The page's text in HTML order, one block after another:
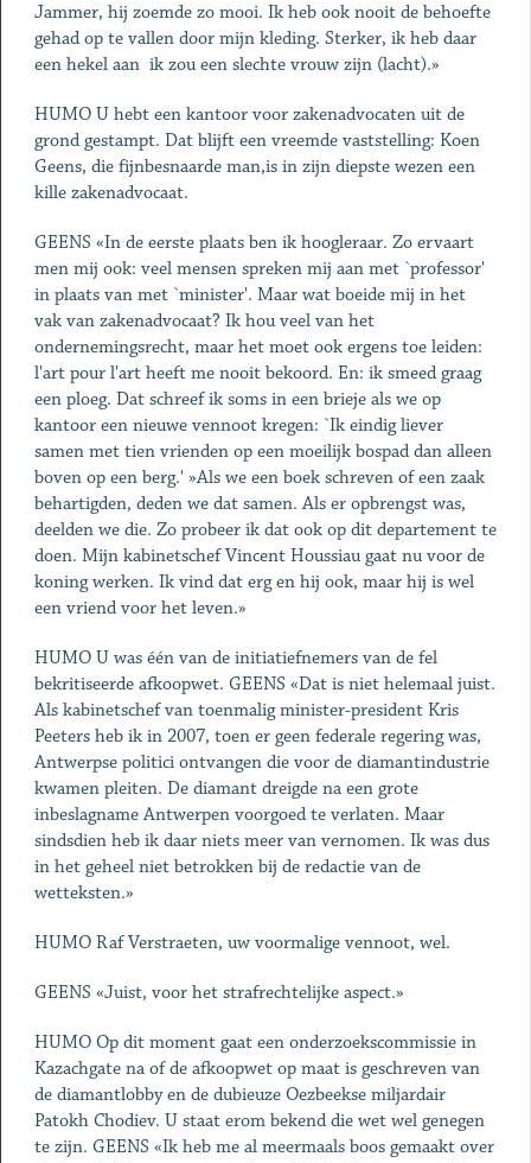
Jammer, hij zoemde zo mooi. Ik heb ook nooit de behoefte
gehad op te vallen door mijn kleding. Sterker, ik heb daar
een hekel aan ­ ik zou een slechte vrouw zijn (lacht).»
HUMO U hebt een kantoor voor zakenadvocaten uit de
grond gestampt. Dat blijft een vreemde vaststelling: Koen
Geens, die fijnbesnaarde man,is in zijn diepste wezen een
kille zakenadvocaat.
GEENS «In de eerste plaats ben ik hoogleraar. Zo ervaart
men mij ook: veel mensen spreken mij aan met `professor'
in plaats van met `minister'. Maar wat boeide mij in het
vak van zakenadvocaat? Ik hou veel van het
ondernemingsrecht, maar het moet ook ergens toe leiden:
l'art pour l'art heeft me nooit bekoord. En: ik smeed graag
een ploeg. Dat schreef ik soms in een brieje als we op
kantoor een nieuwe vennoot kregen: `Ik eindig liever
samen met tien vrienden op een moeilijk bospad dan alleen
boven op een berg.' »Als we een boek schreven of een zaak
behartigden, deden we dat samen. Als er opbrengst was,
deelden we die. Zo probeer ik dat ook op dit departement te
doen. Mijn kabinetschef Vincent Houssiau gaat nu voor de
koning werken. Ik vind dat erg en hij ook, maar hij is wel
een vriend voor het leven.»
HUMO U was één van de initiatiefnemers van de fel
bekritiseerde afkoopwet. GEENS «Dat is niet helemaal juist.
Als kabinetschef van toenmalig minister-president Kris
Peeters heb ik in 2007, toen er geen federale regering was,
Antwerpse politici ontvangen die voor de diamantindustrie
kwamen pleiten. De diamant dreigde na een grote
inbeslagname Antwerpen voorgoed te verlaten. Maar
sindsdien heb ik daar niets meer van vernomen. Ik was dus
in het geheel niet betrokken bij de redactie van de
wetteksten.»
HUMO Raf Verstraeten, uw voormalige vennoot, wel.
GEENS «Juist, voor het strafrechtelijke aspect.»
HUMO Op dit moment gaat een onderzoekscommissie in
Kazachgate na of de afkoopwet op maat is geschreven van
de diamantlobby en de dubieuze Oezbeekse miljardair
Patokh Chodiev. U staat erom bekend die wet wel genegen
te zijn. GEENS «Ik heb me al meermaals boos gemaakt over